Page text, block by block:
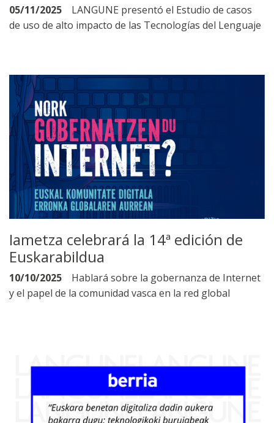
05/11/2025
LANGUNE presentó el Estudio de casos
de uso de alto impacto de las Tecnologías del Lenguaje
Iametza celebrará la 14ª edición de
Euskarabildua
10/10/2025
Hablará sobre la gobernanza de Internet
y el papel de la comunidad vasca en la red global